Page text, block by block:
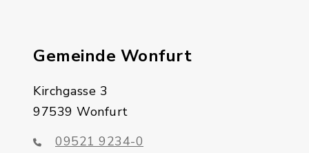
Gemeinde Wonfurt
Kirchgasse 3
97539 Wonfurt
09521 9234-0